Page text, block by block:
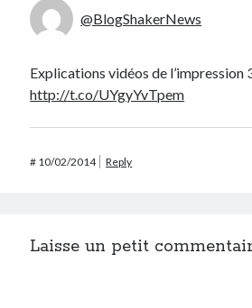
@BlogShakerNews
Explications vidéos de l’impression
http://t.co/UYgyYvTpem
# 10/02/2014 Reply
Laisse un petit